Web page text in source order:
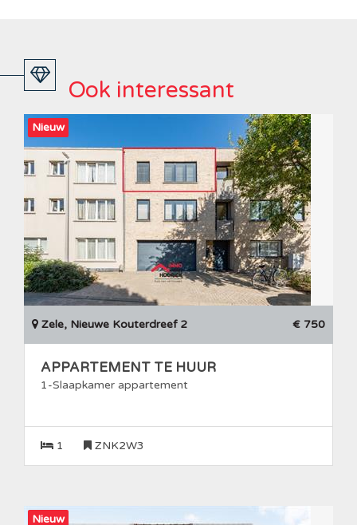
Ook interessant
Nieuw
Zele, Nieuwe Kouterdreef 2 € 750
APPARTEMENT TE HUUR
1-Slaapkamer appartement
1 ZNK2W3
Nieuw